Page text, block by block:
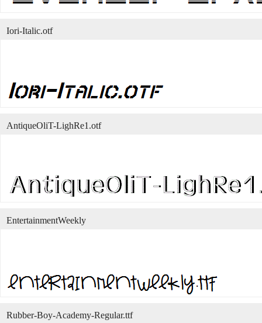
Iori-Italic.otf
AntiqueOliT-LighRe1.otf
EntertainmentWeekly
Rubber-Boy-Academy-Regular.ttf